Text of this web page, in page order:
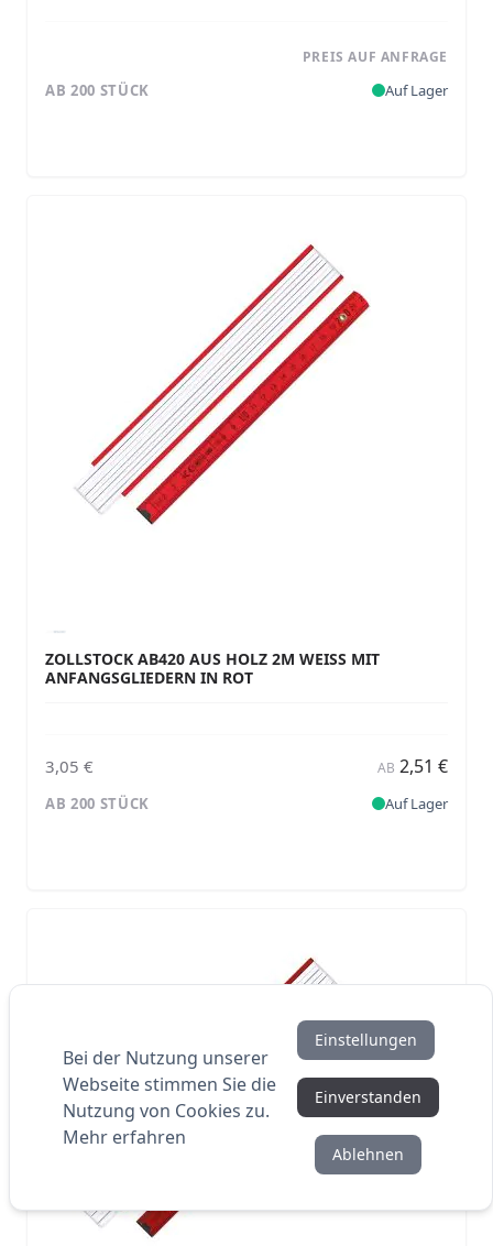
PREIS AUF ANFRAGE
AB 200 STÜCK Auf Lager
ZOLLSTOCK AB420 AUS HOLZ 2M WEISS MIT A
NFANGSGLIEDERN IN ROT
3,05 € AB 2,51 €
AB 200 STÜCK Auf Lager
Bei der Nutzung unserer
Webseite stimmen Sie die
Nutzung von Cookies zu.
Mehr erfahren
Einstellungen
Einverstanden
Ablehnen